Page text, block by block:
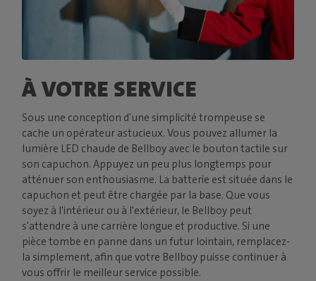
À VOTRE SERVICE
Sous une conception d'une simplicité trompeuse se
cache un opérateur astucieux. Vous pouvez allumer la
lumière LED chaude de Bellboy avec le bouton tactile sur
son capuchon. Appuyez un peu plus longtemps pour
atténuer son enthousiasme. La batterie est située dans le
capuchon et peut être chargée par la base. Que vous
soyez à l'intérieur ou à l'extérieur, le Bellboy peut
s'attendre à une carrière longue et productive. Si une
pièce tombe en panne dans un futur lointain, remplacez-
la simplement, afin que votre Bellboy puisse continuer à
vous offrir le meilleur service possible.